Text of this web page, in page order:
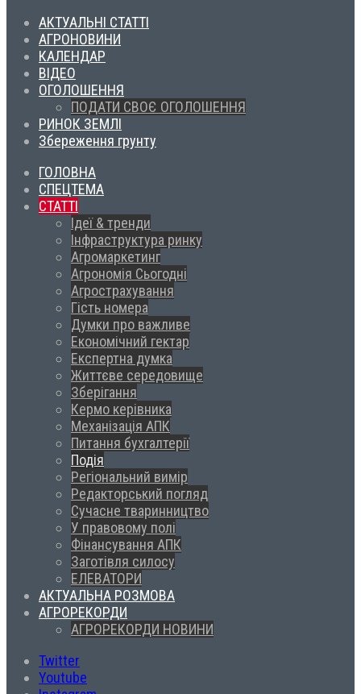
АКТУАЛЬНІ СТАТТІ
АГРОНОВИНИ
КАЛЕНДАР
ВІДЕО
ОГОЛОШЕННЯ
ПОДАТИ СВОЄ ОГОЛОШЕННЯ
РИНОК ЗЕМЛІ
Збереження грунту
ГОЛОВНА
СПЕЦТЕМА
СТАТТІ
Ідеї & тренди
Інфраструктура ринку
Агромаркетинг
Агрономія Сьогодні
Агрострахування
Гість номера
Думки про важливе
Економічний гектар
Експертна думка
Життєве середовище
Зберігання
Кермо керівника
Механізація АПК
Питання бухгалтерії
Подія
Регіональний вимір
Редакторський погляд
Сучасне тваринництво
У правовому полі
Фінансування АПК
Заготівля силосу
ЕЛЕВАТОРИ
АКТУАЛЬНА РОЗМОВА
АГРОРЕКОРДИ
АГРОРЕКОРДИ НОВИНИ
Twitter
Youtube